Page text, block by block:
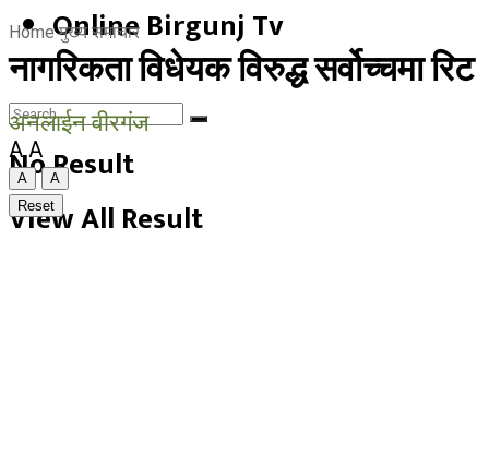
Online Birgunj Tv
No Result
View All Result
Home मुख्य समाचार
नागरिकता विधेयक विरुद्ध सर्वोच्चमा रिट
अनलाईन वीरगंज
A A
A
A
Reset